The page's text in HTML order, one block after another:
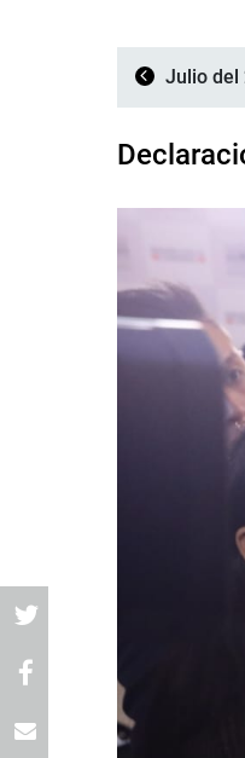
Julio del